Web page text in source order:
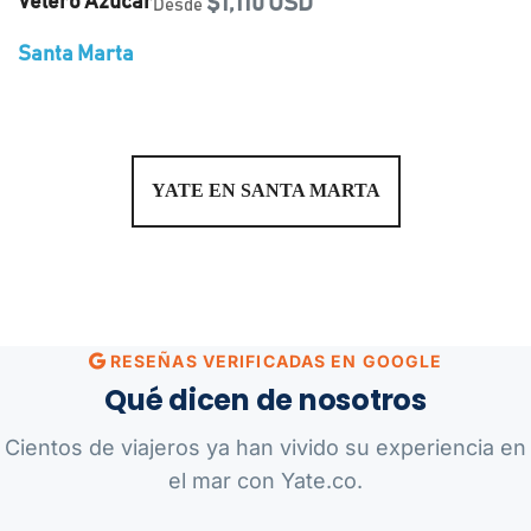
Desde
Santa Marta
YATE EN SANTA MARTA
RESEÑAS VERIFICADAS EN GOOGLE
Qué dicen de nosotros
Cientos de viajeros ya han vivido su experiencia en
el mar con Yate.co.